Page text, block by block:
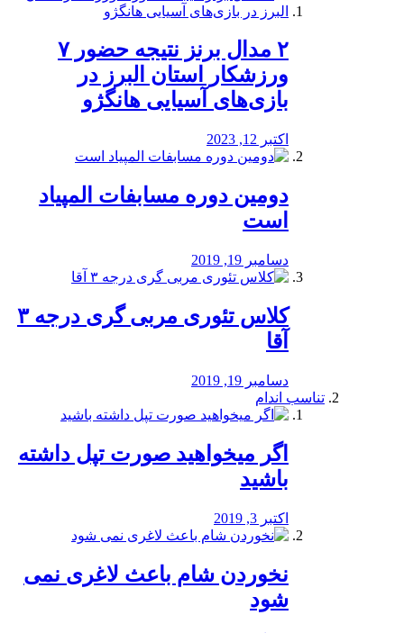
۲ مدال برنز نتیجه حضور ۷
ورزشکار استان البرز در
بازی‌های آسیایی هانگژو
اکتبر 12, 2023
دومین دوره مسابفات المپیاد
است
دسامبر 19, 2019
کلاس تئوری مربی گری درجه ۳
آقا
دسامبر 19, 2019
تناسب اندام
اگر میخواهید صورت تپل داشته
باشید
اکتبر 3, 2019
نخوردن شام باعث لاغری نمی
‌شود